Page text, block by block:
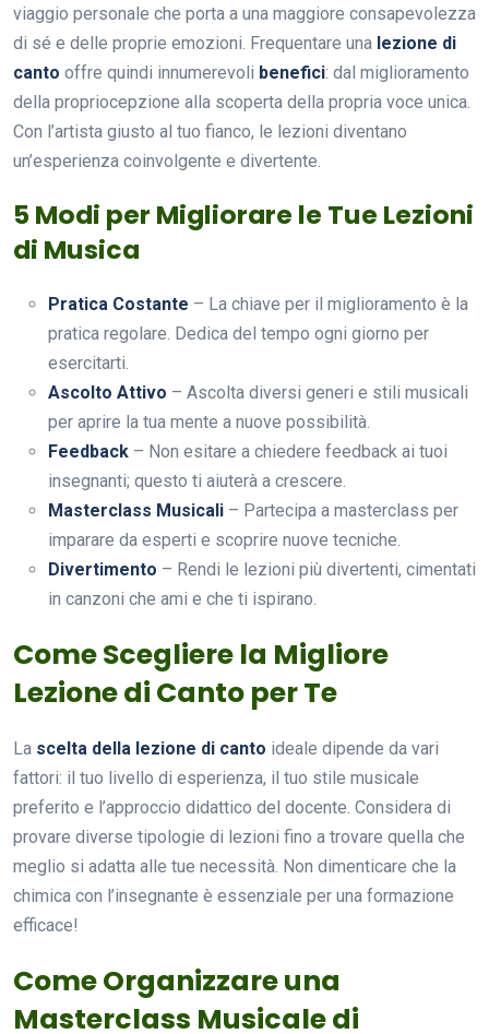
viaggio personale che porta a una maggiore consapevolezza
di sé e delle proprie emozioni. Frequentare una lezione di
canto offre quindi innumerevoli benefici: dal miglioramento
della propriocepzione alla scoperta della propria voce unica.
Con l’artista giusto al tuo fianco, le lezioni diventano
un’esperienza coinvolgente e divertente.
5 Modi per Migliorare le Tue Lezioni
di Musica
Pratica Costante – La chiave per il miglioramento è la
pratica regolare. Dedica del tempo ogni giorno per
esercitarti.
Ascolto Attivo – Ascolta diversi generi e stili musicali
per aprire la tua mente a nuove possibilità.
Feedback – Non esitare a chiedere feedback ai tuoi
insegnanti; questo ti aiuterà a crescere.
Masterclass Musicali – Partecipa a masterclass per
imparare da esperti e scoprire nuove tecniche.
Divertimento – Rendi le lezioni più divertenti, cimentati
in canzoni che ami e che ti ispirano.
Come Scegliere la Migliore
Lezione di Canto per Te
La scelta della lezione di canto ideale dipende da vari
fattori: il tuo livello di esperienza, il tuo stile musicale
preferito e l’approccio didattico del docente. Considera di
provare diverse tipologie di lezioni fino a trovare quella che
meglio si adatta alle tue necessità. Non dimenticare che la
chimica con l’insegnante è essenziale per una formazione
efficace!
Come Organizzare una
Masterclass Musicale di